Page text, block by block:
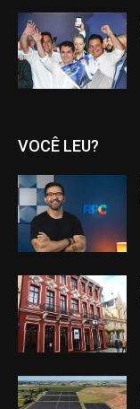
VOCÊ LEU?